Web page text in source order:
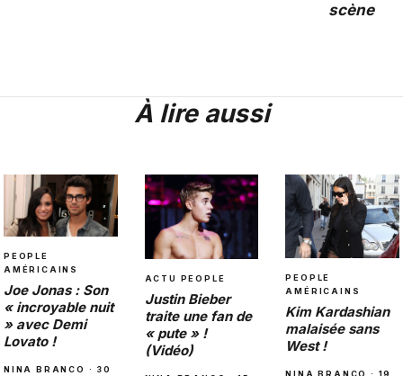
scène
À lire aussi
PEOPLE
AMÉRICAINS
Joe Jonas : Son
« incroyable nuit
» avec Demi
Lovato !
NINA BRANCO · 30
ACTU PEOPLE
Justin Bieber
traite une fan de
« pute » !
(Vidéo)
PEOPLE
AMÉRICAINS
Kim Kardashian
malaisée sans
West !
NINA BRANCO · 19